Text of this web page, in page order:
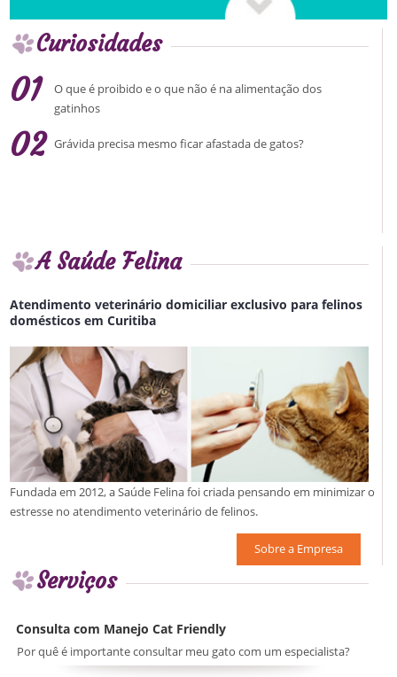
Curiosidades
01
O que é proibido e o que não é na alimentação dos
gatinhos
02 Grávida precisa mesmo ficar afastada de gatos?
A Saúde Felina
Atendimento veterinário domiciliar exclusivo para felinos
domésticos em Curitiba
Fundada em 2012, a Saúde Felina foi criada pensando em minimizar o
estresse no atendimento veterinário de felinos.
Sobre a Empresa
Serviços
Consulta com Manejo Cat Friendly
Por quê é importante consultar meu gato com um especialista?